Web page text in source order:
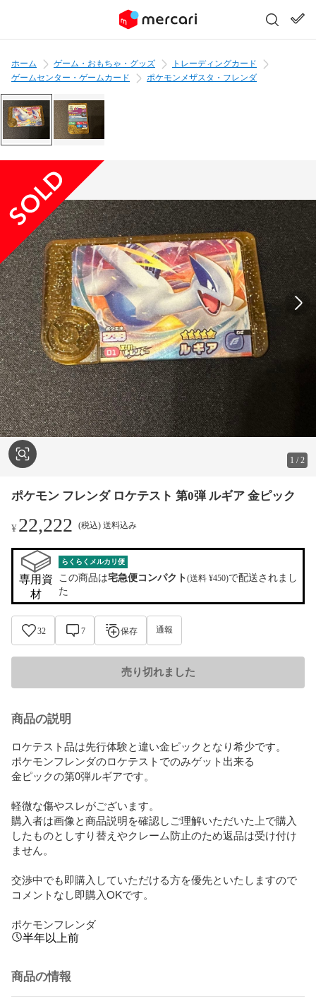
ホーム ゲーム・おもちゃ・グッズ
トレーディングカード
ゲームセンター・ゲームカード
ポケモンメザスタ・フレンダ
1 /2
ポケモン フレンダ ロケテスト 第0弾 ルギア 金ピック
¥22,222 (税込) 送料込み
専用資
材
らくらくメルカリ便
この商品は宅急便コンパクト(送料 ¥450)で配送されまし
た
32 7 保存 通報
売り切れました
商品の説明
ロケテスト品は先行体験と違い金ピックとなり希少です。
ポケモンフレンダのロケテストでのみゲット出来る
金ピックの第0弾ルギアです。
軽微な傷やスレがございます。
購入者は画像と商品説明を確認しご理解いただいた上で購入
したものとしすり替えやクレーム防止のため返品は受け付け
ません。
交渉中でも即購入していただける方を優先といたしますので
コメントなし即購入OKです。
ポケモンフレンダ
半年以上前
商品の情報